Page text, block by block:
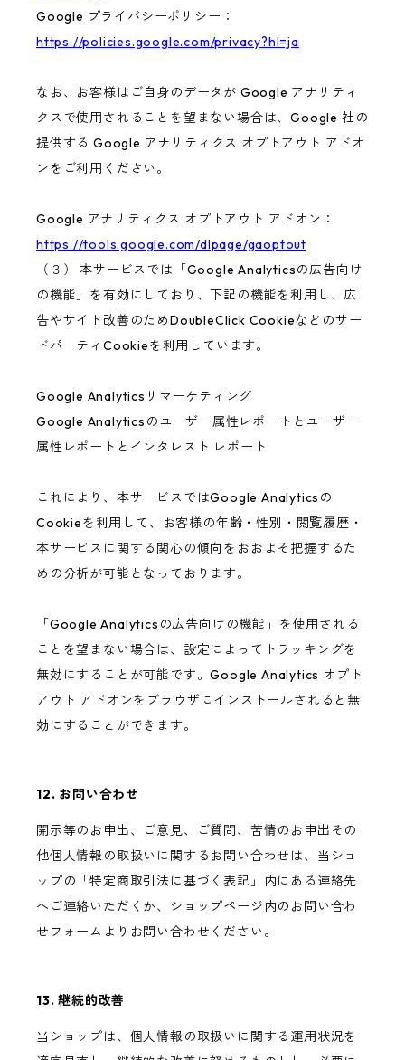
Google プライバシーポリシー：
https://policies.google.com/privacy?hl=ja
なお、お客様はご自身のデータが Google アナリティ
クスで使用されることを望まない場合は、Google 社の
提供する Google アナリティクス オプトアウト アドオ
ンをご利用ください。
Google アナリティクス オプトアウト アドオン：
https://tools.google.com/dlpage/gaoptout
（３） 本サービスでは「Google Analyticsの広告向け
の機能」を有効にしており、下記の機能を利用し、広
告やサイト改善のためDoubleClick Cookieなどのサー
ドパーティCookieを利用しています。
Google Analyticsリマーケティング
Google Analyticsのユーザー属性レポートとユーザー
属性レポートとインタレスト レポート
これにより、本サービスではGoogle Analyticsの
Cookieを利用して、お客様の年齢・性別・閲覧履歴・
本サービスに関する関心の傾向をおおよそ把握するた
めの分析が可能となっております。
「Google Analyticsの広告向けの機能」を使用される
ことを望まない場合は、設定によってトラッキングを
無効にすることが可能です。Google Analytics オプト
アウト アドオンをブラウザにインストールされると無
効にすることができます。
12. お問い合わせ
開示等のお申出、ご意見、ご質問、苦情のお申出その
他個人情報の取扱いに関するお問い合わせは、当ショ
ップの「特定商取引法に基づく表記」内にある連絡先
へご連絡いただくか、ショップページ内のお問い合わ
せフォームよりお問い合わせください。
13. 継続的改善
当ショップは、個人情報の取扱いに関する運用状況を